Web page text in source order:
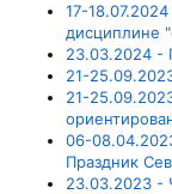
17-
дисциплине
23.03.2024 -
21-
21-
06-
Праздник
23.03.2023 -